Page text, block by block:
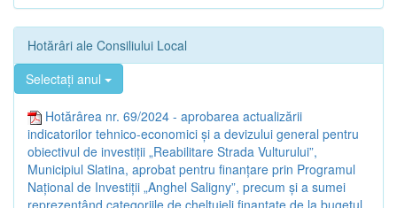
Hotărâri ale Consiliului Local
Selectați anul
Hotărârea nr. 69/2024 - aprobarea actualizării
indicatorilor tehnico-economici și a devizului general pentru
obiectivul de investiții „Reabilitare Strada Vulturului”,
Municipiul Slatina, aprobat pentru finanțare prin Programul
Național de Investiții „Anghel Saligny”, precum și a sumei